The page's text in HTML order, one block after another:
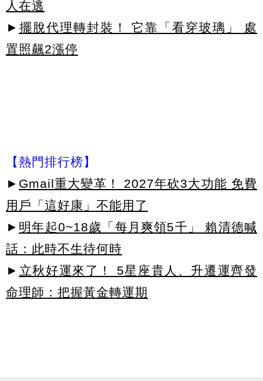
人在逃
► 擺脫代理轉封裝！ 它靠「看穿玻璃」 處
置照飆2漲停
【熱門排行榜】
► Gmail重大變革！ 2027年砍3大功能 免費
用戶「這好康」不能用了
► 明年起0~18歲「每月爽領5千」 賴清德喊
話：此時不生待何時
► 立秋好運來了！ 5星座貴人、升遷運齊發
命理師：把握黃金轉運期